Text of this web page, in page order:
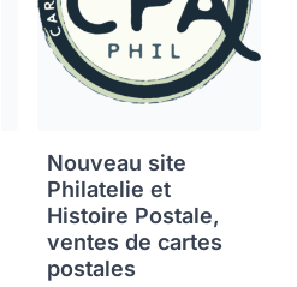
Nouveau site
Philatelie et
Histoire Postale,
ventes de cartes
postales